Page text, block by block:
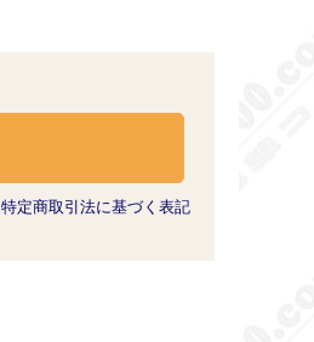
特定商取引法に基づく表記